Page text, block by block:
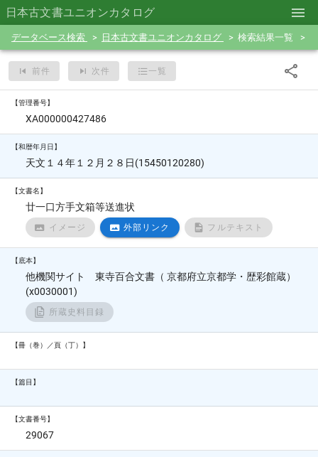
日本古文書ユニオンカタログ
データベース検索 日本古文書ユニオンカタログ 検索結果一覧
前件 次件 一覧
【管理番号】
XA000000427486
【和暦年月日】
天文１４年１２月２８日(15450120280)
【文書名】
廿一口方手文箱等送進状
イメージ 外部リンク フルテキスト
【底本】
他機関サイト 東寺百合文書（ 京都府立京都学・歴彩館蔵）
(x0030001)
所蔵史料目録
【冊（巻）／頁（丁）】
【篇目】
【文書番号】
29067